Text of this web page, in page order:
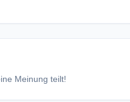
Meinung teilt!